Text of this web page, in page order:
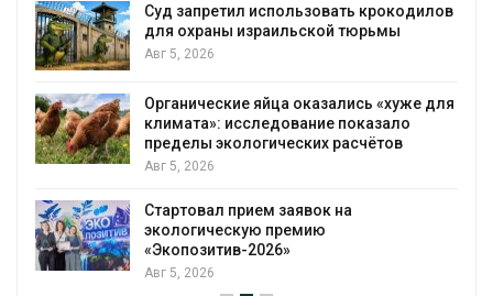
Суд запретил использовать крокодилов
для охраны израильской тюрьмы
Авг 5, 2026
Органические яйца оказались «хуже для
климата»: исследование показало
пределы экологических расчётов
Авг 5, 2026
Стартовал прием заявок на
экологическую премию
«Экопозитив-2026»
Авг 5, 2026